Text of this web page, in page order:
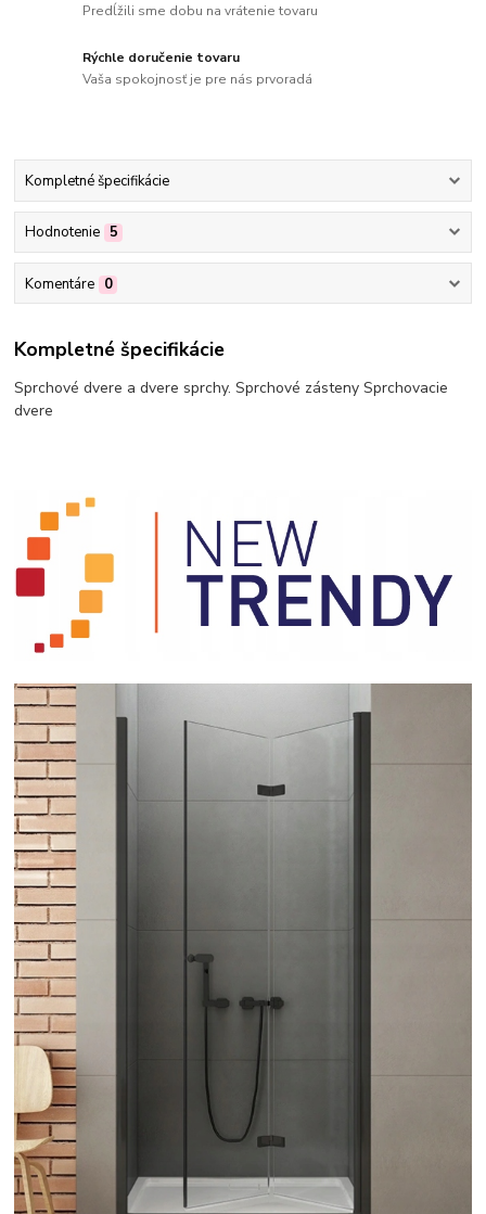
Predĺžili sme dobu na vrátenie tovaru
Rýchle doručenie tovaru
Vaša spokojnosť je pre nás prvoradá
Kompletné špecifikácie
Hodnotenie 5
Komentáre 0
Kompletné špecifikácie
Sprchové dvere a dvere sprchy. Sprchové zásteny Sprchovacie
dvere